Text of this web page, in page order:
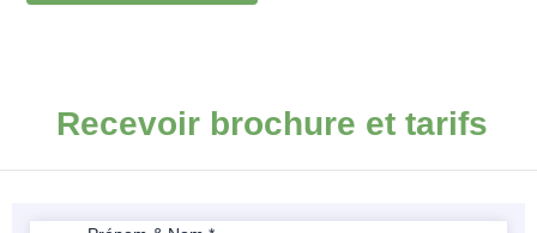
Recevoir brochure et tarifs